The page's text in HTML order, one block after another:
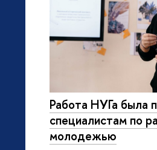
Работа НУГа была
специалистам по
молодежью